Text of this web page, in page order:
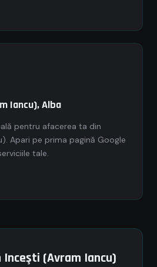
Iancu), Alba
pentru afacerea ta din
Apari pe prima pagină Google
tale.
(Avram Iancu)